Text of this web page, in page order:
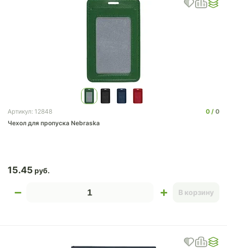
Артикул: 12848 0
0
Чехол для пропуска Nebraska
15.45
В корзину